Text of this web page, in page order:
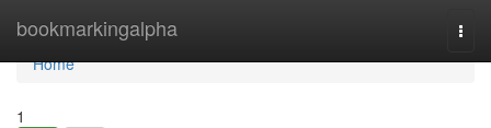
bookmarkingalpha
Home
Home
1